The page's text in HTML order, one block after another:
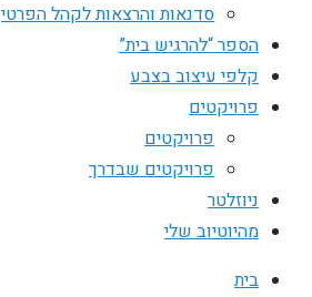
סדנאות והרצאות לקהל הפרטי
הספר “להרגיש בית”
קלפי עיצוב בצבע
פרויקטים
פרויקטים
פרויקטים שבדרך
ניוזלטר
מהיוטיוב שלי
בית